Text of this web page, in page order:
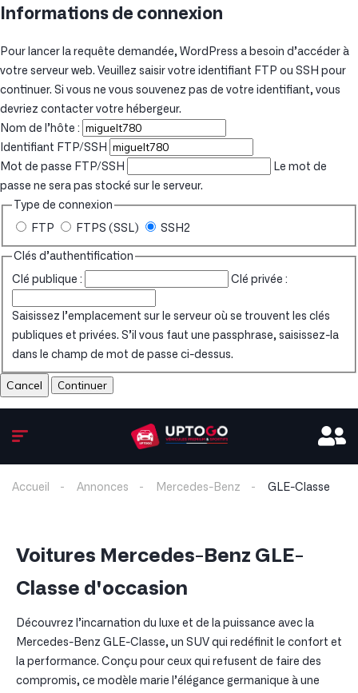
Informations de connexion
Pour lancer la requête demandée, WordPress a besoin d’accéder à
votre serveur web. Veuillez saisir votre identifiant FTP ou SSH pour
continuer. Si vous ne vous souvenez pas de votre identifiant, vous
devriez contacter votre hébergeur.
Nom de l’hôte :
Identifiant FTP/SSH
Mot de passe FTP/SSH
Le mot de
passe ne sera pas stocké sur le serveur.
Type de connexion
FTP FTPS (SSL) SSH2
Clés d’authentification
Clé publique : Clé privée :
Saisissez l’emplacement sur le serveur où se trouvent les clés
publiques et privées. S’il vous faut une passphrase, saisissez-la
dans le champ de mot de passe ci-dessus.
Cancel
Accueil Annonces Mercedes-Benz GLE-Classe
Voitures Mercedes-Benz GLE-
Classe d'occasion
Découvrez l’incarnation du luxe et de la puissance avec la
Mercedes-Benz GLE-Classe, un SUV qui redéfinit le confort et
la performance. Conçu pour ceux qui refusent de faire des
compromis, ce modèle marie l’élégance germanique à une